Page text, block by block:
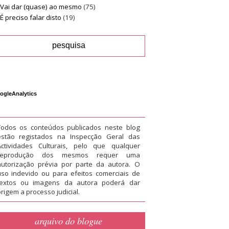
Vai dar (quase) ao mesmo (75)
É preciso falar disto (19)
os conteúdos publicados neste blog
registados na Inspecção Geral das
Culturais, pelo que qualquer
dos mesmos requer uma
prévia por parte da autora. O
indevido ou para efeitos comerciais de
ou imagens da autora poderá dar
a processo judicial.
arquivo do blogue